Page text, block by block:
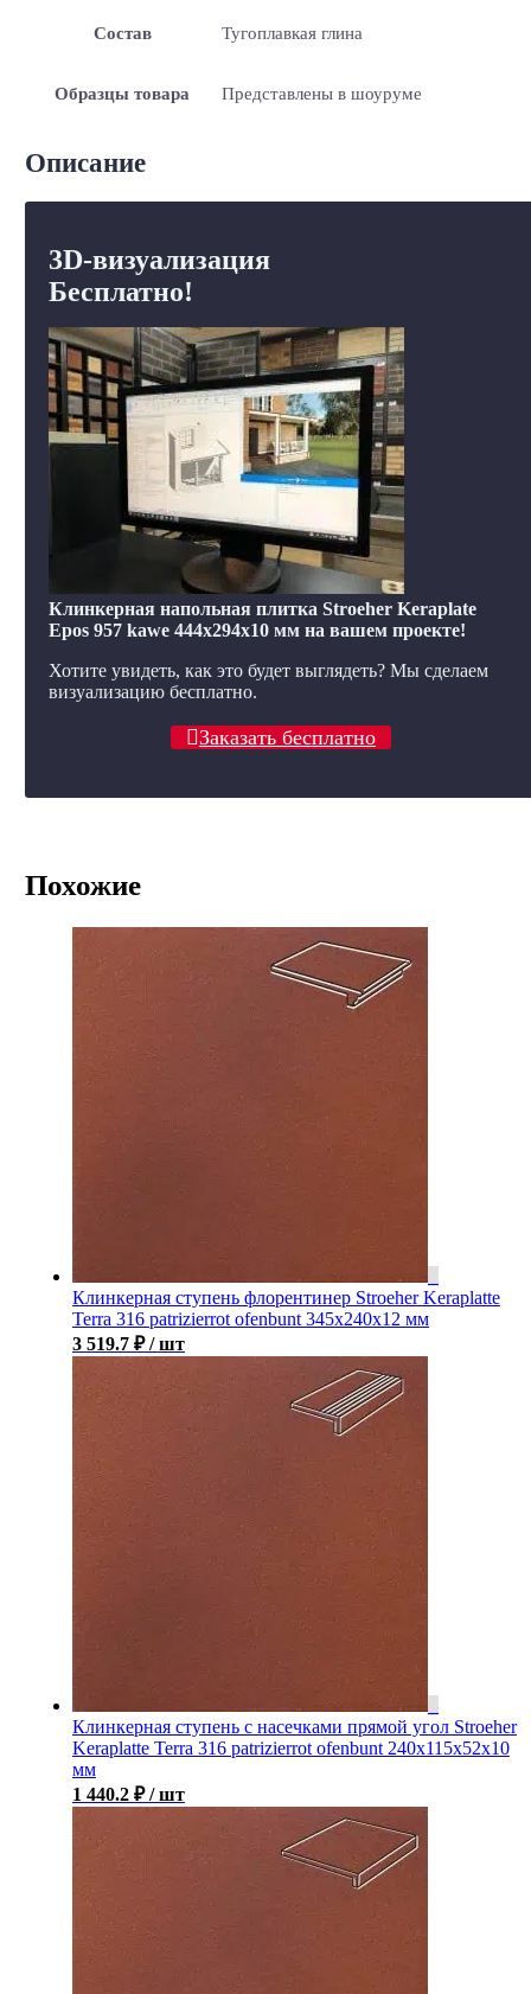
Состав Тугоплавкая глина
Образцы товара Представлены в шоуруме
Описание
3D-визуализация
Бесплатно!
Клинкерная напольная плитка Stroeher Keraplate
Epos 957 kawe 444х294х10 мм на вашем проекте!
Хотите увидеть, как это будет выглядеть? Мы сделаем
визуализацию бесплатно.
Заказать бесплатно
Похожие
Клинкерная ступень флорентинер Stroeher Keraplatte
Terra 316 patrizierrot ofenbunt 345х240х12 мм
3 519.7 ₽ / шт
Клинкерная ступень с насечками прямой угол Stroeher
Keraplatte Terra 316 patrizierrot ofenbunt 240х115х52х10
мм
1 440.2 ₽ / шт